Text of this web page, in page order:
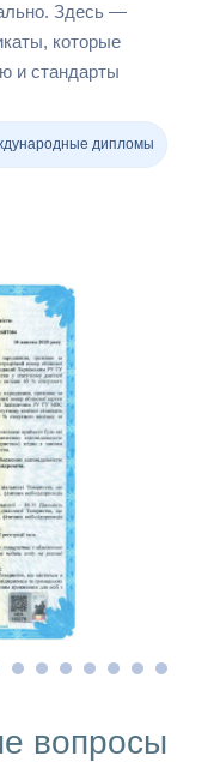
Здесь —
которые
и стандарты
дипломы
е вопросы